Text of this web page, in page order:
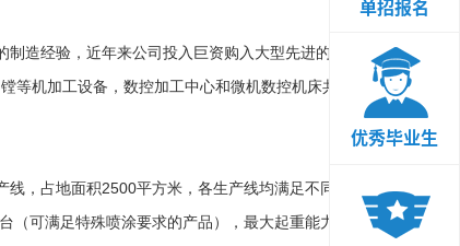
造经验，近年来公司投入巨资购入大型先进的机加
机加工设备，数控加工中心和微机数控机床共 30
，占地面积2500平方米，各生产线均满足不同行业
可满足特殊喷涂要求的产品），最大起重能力200
单招报名
优秀毕业生